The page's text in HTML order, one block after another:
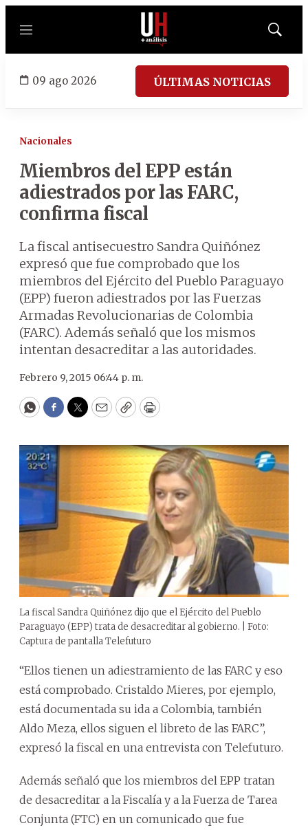
Menú
Mostrar
09 ago 2026 ÚLTIMAS NOTICIAS
Nacionales
Miembros del EPP están
adiestrados por las FARC,
confirma fiscal
La fiscal antisecuestro Sandra Quiñónez
expresó que fue comprobado que los
miembros del Ejército del Pueblo Paraguayo
(EPP) fueron adiestrados por las Fuerzas
Armadas Revolucionarias de Colombia
(FARC). Además señaló que los mismos
intentan desacreditar a las autoridades.
Febrero 9, 2015 06:44 p. m.
WhatsApp
Facebook
Twitter
EmailCopyPrint
La fiscal Sandra Quiñónez dijo que el Ejército del Pueblo
Paraguayo (EPP) trata de desacreditar al gobierno. | Foto:
Captura de pantalla Telefuturo
“Ellos tienen un adiestramiento de las FARC y eso
está comprobado. Cristaldo Mieres, por ejemplo,
está documentada su ida a Colombia, también
Aldo Meza, ellos siguen el libreto de las FARC”,
expresó la fiscal en una entrevista con Telefuturo.
Además señaló que los miembros del EPP tratan
de desacreditar a la Fiscalía y a la Fuerza de Tarea
Conjunta (FTC) en un comunicado que fue